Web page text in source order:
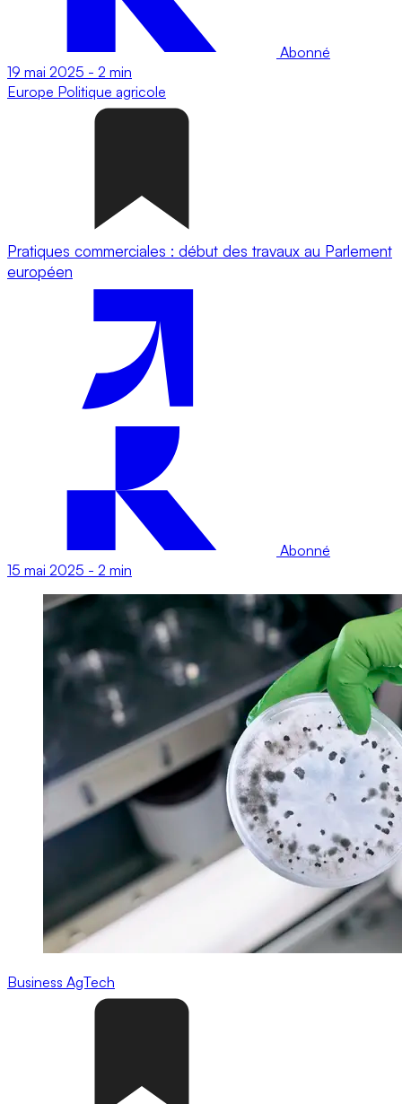
Abonné
19 mai 2025 - 2 min
Europe Politique agricole
Pratiques commerciales : début des travaux au Parlement
européen
Abonné
15 mai 2025 - 2 min
Business AgTech